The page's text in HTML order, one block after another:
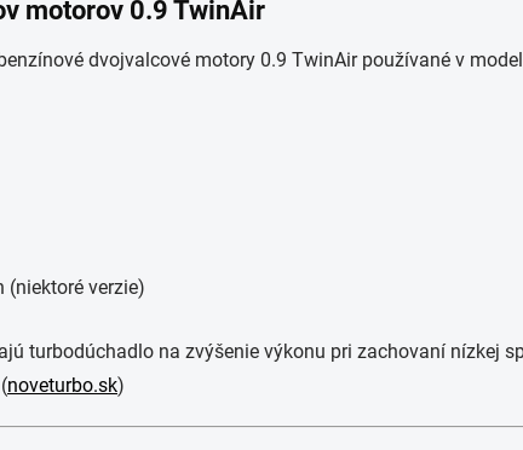
motorov 0.9 TwinAir
dvojvalcové motory 0.9 TwinAir používané v
(niektoré verzie)
turbodúchadlo na zvýšenie výkonu pri zachovaní nízkej
noveturbo.sk)